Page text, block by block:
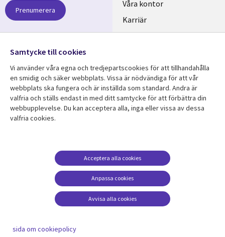
links
SWEDEN
Våra kontor
Karriär
Hållbarhet
Resurscenter
SWEDEN
SWEDEN
dataskydd
Accessibility
Terms of Use
Hantering av cookies
Prenumerera
Följ oss
Social
Media
SWEDEN
Samtycke till cookies
Vi använder våra egna och tredjepartscookies för att tillhandahålla
en smidig och säker webbplats. Vissa är nödvändiga för att vår
webbplats ska fungera och är inställda som standard. Andra är
valfria och ställs endast in med ditt samtycke för att förbättra din
webbupplevelse. Du kan acceptera alla, inga eller vissa av dessa
valfria cookies.
Anpassa cookies
Acceptera alla cookies
Avvisa alla cookies
sida om cookiepolicy